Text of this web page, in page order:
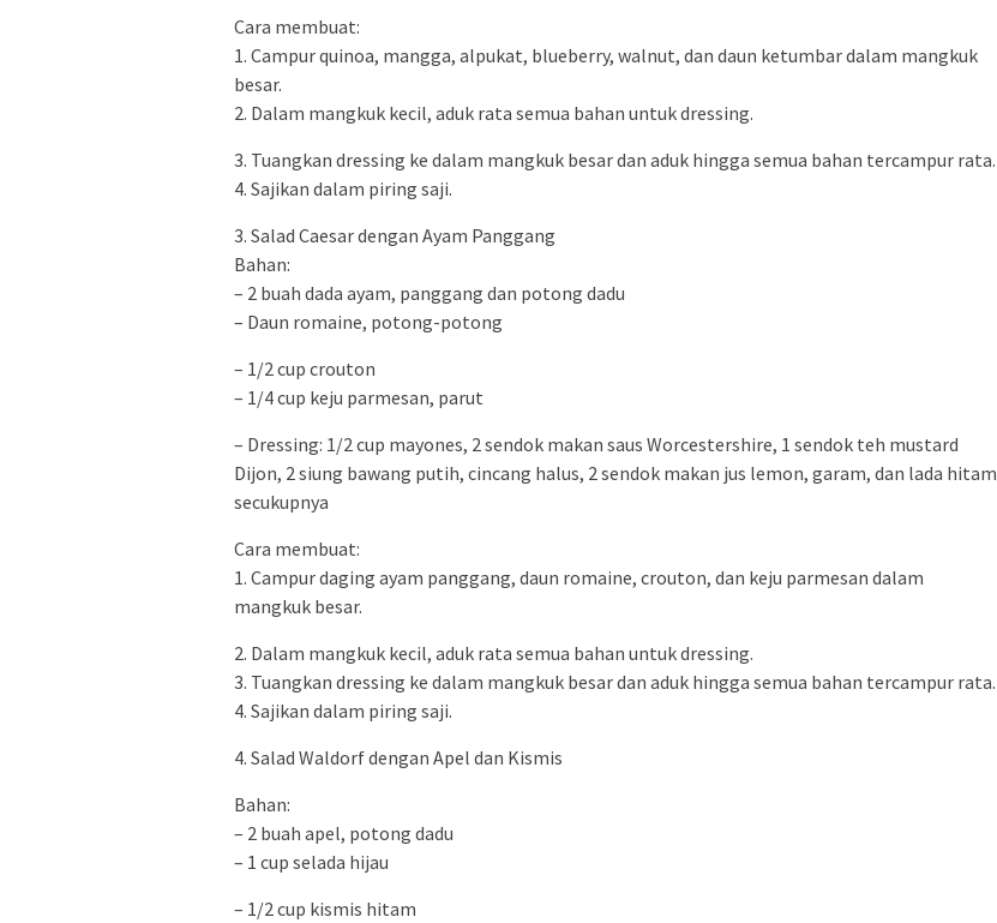
Cara membuat:
1. Campur quinoa, mangga, alpukat, blueberry, walnut, dan daun ketumbar dalam mangkuk
besar.
2. Dalam mangkuk kecil, aduk rata semua bahan untuk dressing.
3. Tuangkan dressing ke dalam mangkuk besar dan aduk hingga semua bahan tercampur rata.
4. Sajikan dalam piring saji.
3. Salad Caesar dengan Ayam Panggang
Bahan:
– 2 buah dada ayam, panggang dan potong dadu
– Daun romaine, potong-potong
– 1/2 cup crouton
– 1/4 cup keju parmesan, parut
– Dressing: 1/2 cup mayones, 2 sendok makan saus Worcestershire, 1 sendok teh mustard
Dijon, 2 siung bawang putih, cincang halus, 2 sendok makan jus lemon, garam, dan lada hitam
secukupnya
Cara membuat:
1. Campur daging ayam panggang, daun romaine, crouton, dan keju parmesan dalam
mangkuk besar.
2. Dalam mangkuk kecil, aduk rata semua bahan untuk dressing.
3. Tuangkan dressing ke dalam mangkuk besar dan aduk hingga semua bahan tercampur rata.
4. Sajikan dalam piring saji.
4. Salad Waldorf dengan Apel dan Kismis
Bahan:
– 2 buah apel, potong dadu
– 1 cup selada hijau
– 1/2 cup kismis hitam